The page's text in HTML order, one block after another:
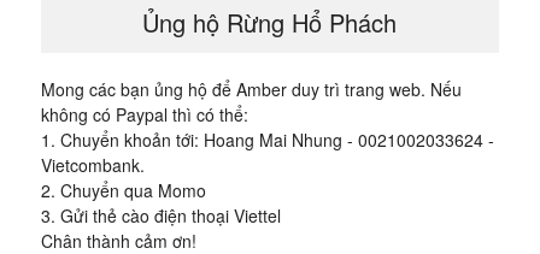
Ủng hộ Rừng Hổ Phách
Mong các bạn ủng hộ để Amber duy trì trang web. Nếu
không có Paypal thì có thể:
1. Chuyển khoản tới: Hoang Mai Nhung - 0021002033624 -
Vietcombank.
2. Chuyển qua Momo
3. Gửi thẻ cào điện thoại Viettel
Chân thành cảm ơn!